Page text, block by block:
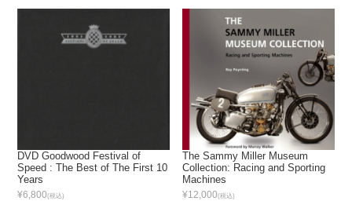
DVD Goodwood Festival of
Speed : The Best of The First 10
Years
¥6,800(税込)
The Sammy Miller Museum
Collection: Racing and Sporting
Machines
¥12,000(税込)